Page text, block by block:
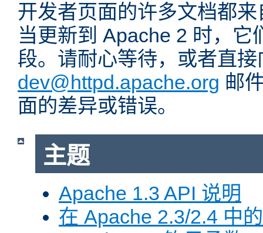
开发者页面的许多文档都
当更新到 Apache 2 时，它
段。请耐心等待，或者直接
dev@httpd.apache.org 邮
面的差异或错误。
主题
Apache 1.3 API 说明
在 Apache 2.3/2.4 中